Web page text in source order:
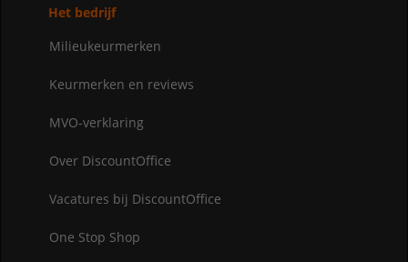
Het bedrijf
Milieukeurmerken
Keurmerken en reviews
MVO-verklaring
Over DiscountOffice
Vacatures bij DiscountOffice
One Stop Shop